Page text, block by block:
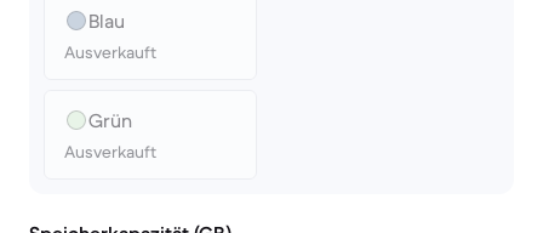
Blau
Ausverkauft
Grün
Ausverkauft